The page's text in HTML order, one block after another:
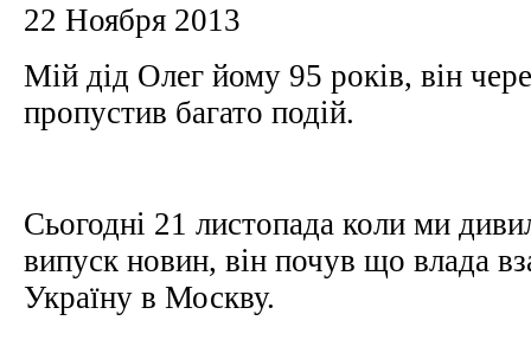
22 Ноября 2013
Мій дід Олег йому 95 років, він
пропустив багато подій.
Сьогодні 21 листопада коли ми
випуск новин, він почув що влада
Україну в Москву.